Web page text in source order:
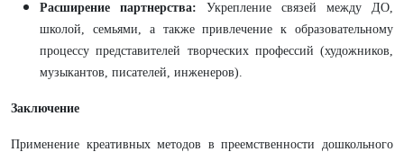
Расширение партнерства: Укрепление связей между ДО,
школой, семьями, а также привлечение к образовательному
процессу представителей творческих профессий (художников,
музыкантов, писателей, инженеров).
Заключение
Применение креативных методов в преемственности дошкольного